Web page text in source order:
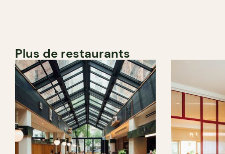
Plus de restaurants